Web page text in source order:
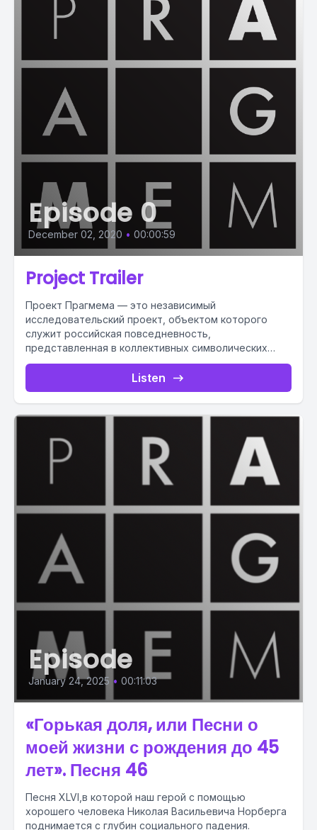
Episode 0
December 02, 2020 • 00:00:59
Project Trailer
Проект Прагмема — это независимый
исследовательский проект, объектом которого
служит российская повседневность,
представленная в коллективных символических
практиках.
Listen
Episode
January 24, 2025 • 00:11:03
«Горькая доля, или Песни о
моей жизни с рождения до 45
лет». Песня 46
Песня XLVI,в которой наш герой с помощью
хорошего человека Николая Васильевича Норберга
поднимается с глубин социального падения.